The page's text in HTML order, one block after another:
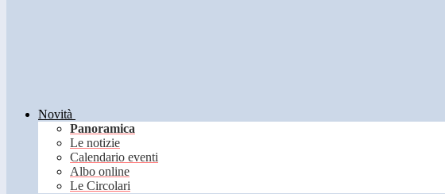
Novità
Panoramica
Le notizie
Calendario eventi
Albo online
Le Circolari